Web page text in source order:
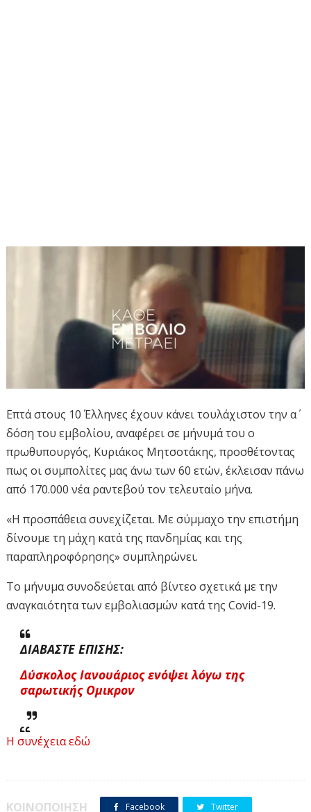
Επτά στους 10 Έλληνες έχουν κάνει τουλάχιστον την α΄
δόση του εμβολίου, αναφέρει σε μήνυμά του ο
πρωθυπουργός, Κυριάκος Μητσοτάκης, προσθέτοντας
πως οι συμπολίτες μας άνω των 60 ετών, έκλεισαν πάνω
από 170.000 νέα ραντεβού τον τελευταίο μήνα.
«Η προσπάθεια συνεχίζεται. Με σύμμαχο την επιστήμη
δίνουμε τη μάχη κατά της πανδημίας και της
παραπληροφόρησης» συμπληρώνει.
Το μήνυμα συνοδεύεται από βίντεο σχετικά με την
αναγκαιότητα των εμβολιασμών κατά της Covid-19.
ΔΙΑΒΑΣΤΕ ΕΠΙΣΗΣ:
Δύσκολος Ιανουάριος ενόψει λόγω της
σαρωτικής Ομικρον
μήνα.
Η συνέχεια εδώ
ΚΟΙΝΟΠΟΙΗΣΗ Facebook Twitter